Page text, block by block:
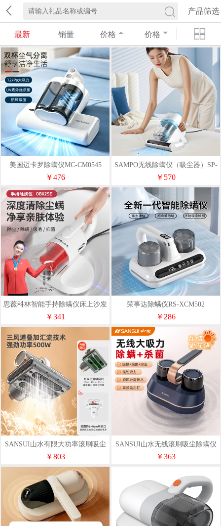
产品筛选
最新 销量 价格 价格
美国迈卡罗除螨仪MC-CM0545
￥476
SAMPO无线除螨仪（吸尘器）SP-
WXCM004
￥570
思薇科林智能手持除螨仪床上沙发
吸尘器无线吸尘除螨一体机器
￥341
荣事达除螨仪RS-XCM502
￥286
SANSUI山水有限大功率滚刷吸尘
除螨仪SC02
￥803
SANSUI山水无线滚刷吸尘除螨仪
SC01
￥363